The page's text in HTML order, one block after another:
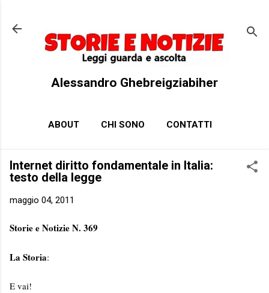
Alessandro Ghebreigziabiher
ABOUT CHI SONO CONTATTI
Internet diritto fondamentale in Italia:
testo della legge
maggio 04, 2011
Storie e Notizie N. 369
La Storia:
E vai!